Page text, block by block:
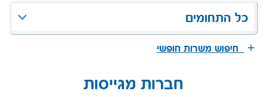
כל התחומים
חיפוש משרות חופשי
חברות מגייסות